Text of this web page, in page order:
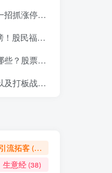
变打板高手！
析工具全揭秘！
下是什么意思？
战法的精髓
引流拓客(46)
生意经(38)
注册